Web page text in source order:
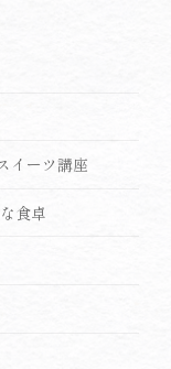
イーツ講座
食卓